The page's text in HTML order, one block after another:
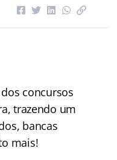
concursos
trazendo um
bancas
mais!